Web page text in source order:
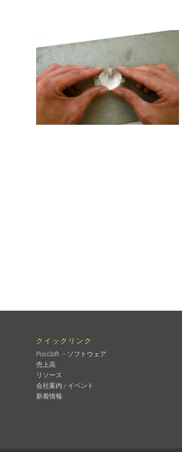
クイックリンク
PosiSoft ・ソフトウェア
売上高
リソース
会社案内 / イベント
新着情報